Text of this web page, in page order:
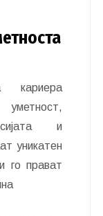
кариера
и
уникатен
го прават